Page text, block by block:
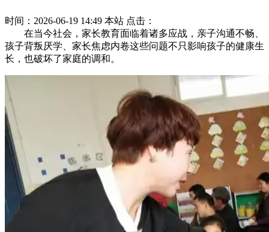
时间：2026-06-19 14:49 本站 点击：
在当今社会，家长教育面临着诸多应战，亲子沟通不畅、
孩子背叛厌学、家长焦虑内卷这些问题不只影响孩子的健康生
长，也破坏了家庭的调和。